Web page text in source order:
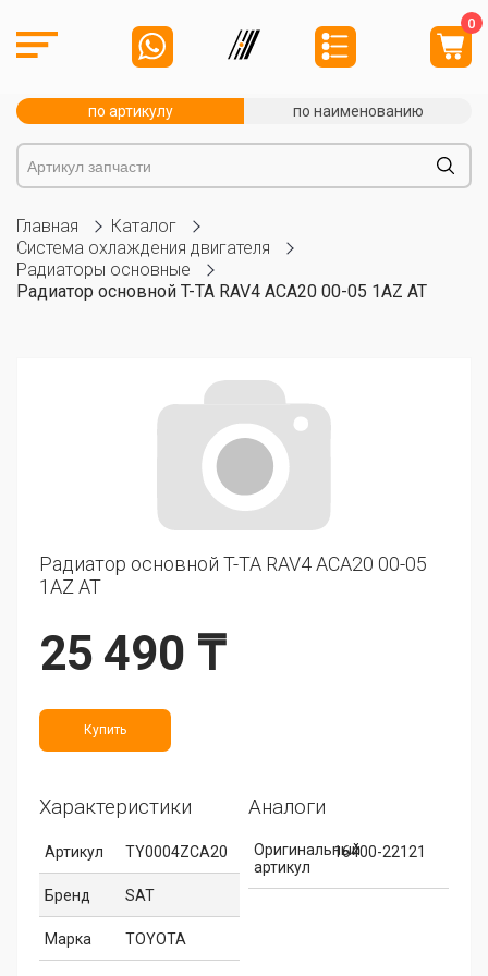
0
по артикулу по наименованию
Главная
Каталог
Система охлаждения двигателя
Радиаторы основные
Радиатор основной T-TA RAV4 ACA20 00-05 1AZ AT
Радиатор основной T-TA RAV4 ACA20 00-05
1AZ AT
25 490 ₸
Купить
Характеристики
Артикул TY0004ZCA20
Бренд SAT
Марка TOYOTA
Аналоги
Оригинальный
артикул
16400-22121